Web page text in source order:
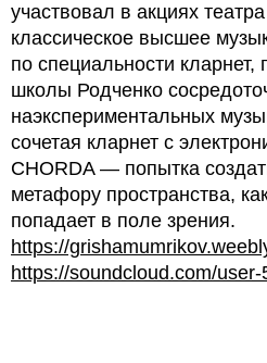
участвовал в акциях
классическое высшее
по специальности кларнет,
школы Родченко
наэкспериментальных
сочетая кларнет с
CHORDA — попытка
метафору пространства,
попадает в поле зрения.
https://
https://soundcloud.com/